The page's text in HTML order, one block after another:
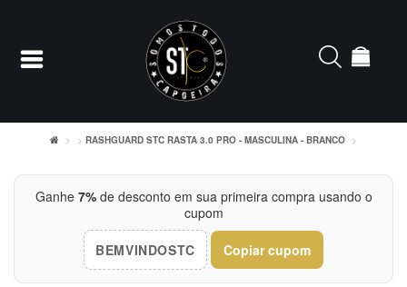
Entrar
RASHGUARD STC RASTA 3.0 PRO - MASCULINA - BRANCO
Ganhe 7%de desconto em sua primeira compra usando o
cupom
BEMVINDOSTC Copiar cupom